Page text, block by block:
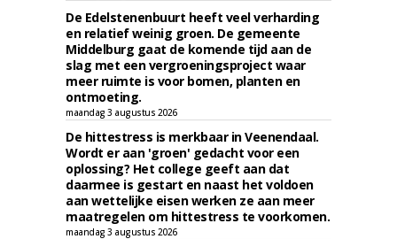
De Edelstenenbuurt heeft veel verharding
en relatief weinig groen. De gemeente
Middelburg gaat de komende tijd aan de
slag met een vergroeningsproject waar
meer ruimte is voor bomen, planten en
ontmoeting.
maandag 3 augustus 2026
De hittestress is merkbaar in Veenendaal.
Wordt er aan 'groen' gedacht voor een
oplossing? Het college geeft aan dat
daarmee is gestart en naast het voldoen
aan wettelijke eisen werken ze aan meer
maatregelen om hittestress te voorkomen.
maandag 3 augustus 2026